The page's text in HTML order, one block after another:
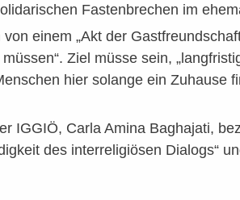
Fastenbrechen im
einem „Akt der
Ziel müsse sein,
hier solange ein
IGGIÖ, Carla Amina Baghajati,
des interreligiösen Dialogs“